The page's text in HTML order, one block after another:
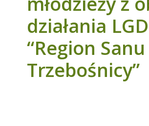
działania LGD
“Region
Trzebośnicy”